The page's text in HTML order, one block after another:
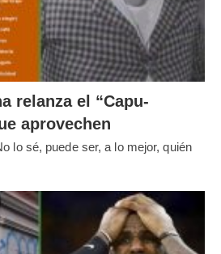
relanza el “Capu-
aprovechen
lo sé, puede ser, a lo mejor, quién